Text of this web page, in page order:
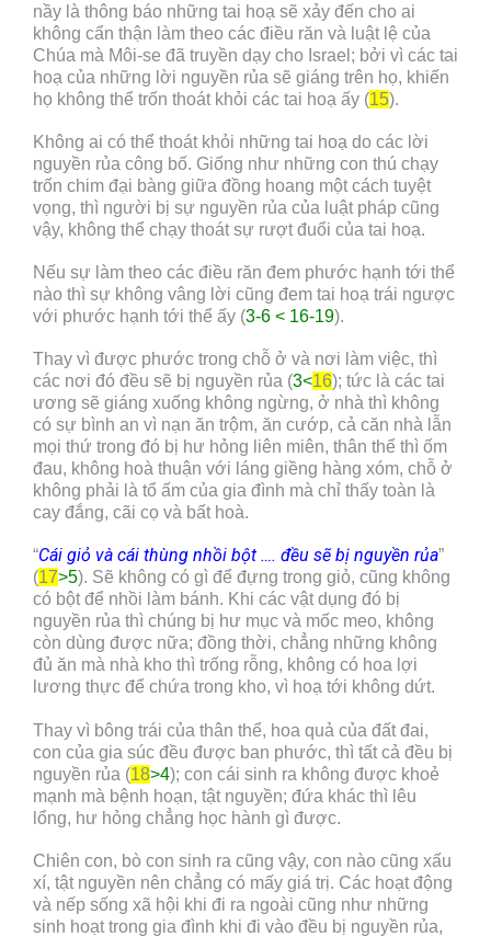
nầy là thông báo những tai hoạ sẽ xảy đến cho ai
không cẩn thận làm theo các điều răn và luật lệ của
Chúa mà Môi-se đã truyền dạy cho Israel; bởi vì các tai
hoạ của những lời nguyền rủa sẽ giáng trên họ, khiến
họ không thể trốn thoát khỏi các tai hoạ ấy (15).
Không ai có thể thoát khỏi những tai hoạ do các lời
nguyền rủa công bố. Giống như những con thú chạy
trốn chim đại bàng giữa đồng hoang một cách tuyệt
vọng, thì người bị sự nguyền rủa của luật pháp cũng
vậy, không thể chạy thoát sự rượt đuổi của tai hoạ.
Nếu sự làm theo các điều răn đem phước hạnh tới thể
nào thì sự không vâng lời cũng đem tai hoạ trái ngược
với phước hạnh tới thể ấy (3-6 < 16-19).
Thay vì được phước trong chỗ ở và nơi làm việc, thì
các nơi đó đều sẽ bị nguyền rủa (3<16); tức là các tai
ương sẽ giáng xuống không ngừng, ở nhà thì không
có sự bình an vì nạn ăn trộm, ăn cướp, cả căn nhà lẫn
mọi thứ trong đó bị hư hỏng liên miên, thân thể thì ốm
đau, không hoà thuận với láng giềng hàng xóm, chỗ ở
không phải là tổ ấm của gia đình mà chỉ thấy toàn là
cay đắng, cãi cọ và bất hoà.
“Cái giỏ và cái thùng nhồi bột …. đều sẽ bị nguyền rủa”
(17>5). Sẽ không có gì để đựng trong giỏ, cũng không
có bột để nhồi làm bánh. Khi các vật dụng đó bị
nguyền rủa thì chúng bị hư mục và mốc meo, không
còn dùng được nữa; đồng thời, chẳng những không
đủ ăn mà nhà kho thì trống rỗng, không có hoa lợi
lương thực để chứa trong kho, vì hoạ tới không dứt.
Thay vì bông trái của thân thể, hoa quả của đất đai,
con của gia súc đều được ban phước, thì tất cả đều bị
nguyền rủa (18>4); con cái sinh ra không được khoẻ
mạnh mà bệnh hoạn, tật nguyền; đứa khác thì lêu
lổng, hư hỏng chẳng học hành gì được.
Chiên con, bò con sinh ra cũng vậy, con nào cũng xấu
xí, tật nguyền nên chẳng có mấy giá trị. Các hoạt động
và nếp sống xã hội khi đi ra ngoài cũng như những
sinh hoạt trong gia đình khi đi vào đều bị nguyền rủa,